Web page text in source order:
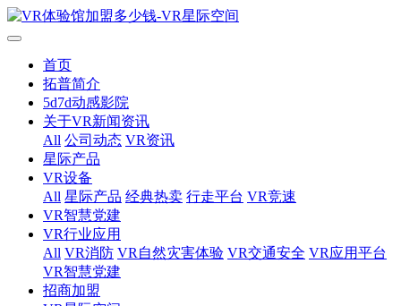
首页
拓普简介
5d7d动感影院
关于VR新闻资讯
All 公司动态 VR资讯
星际产品
VR设备
All 星际产品 经典热卖 行走平台 VR竞速
VR智慧党建
VR行业应用
All VR消防 VR自然灾害体验 VR交通安全 VR应用平台
VR智慧党建
招商加盟